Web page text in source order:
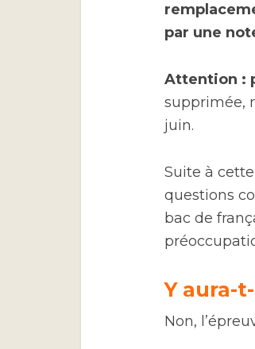
par une
Attention :
supprimée,
juin.
Suite à
questions
bac de
Y aura-
Non,